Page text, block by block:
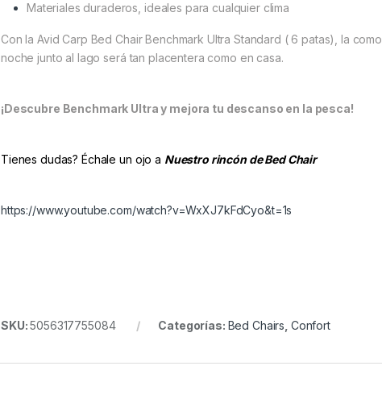
Materiales duraderos, ideales para cualquier clima
Con la Avid Carp Bed Chair Benchmark Ultra Standard ( 6 patas), la
noche junto al lago será tan placentera como en casa.
¡Descubre Benchmark Ultra y mejora tu descanso en la pesca!
Tienes dudas? Échale un ojo a Nuestro rincón de Bed Chair
https://www.youtube.com/watch?v=WxXJ7kFdCyo&t=1s
SKU:5056317755084 Categorías: Bed Chairs Confort